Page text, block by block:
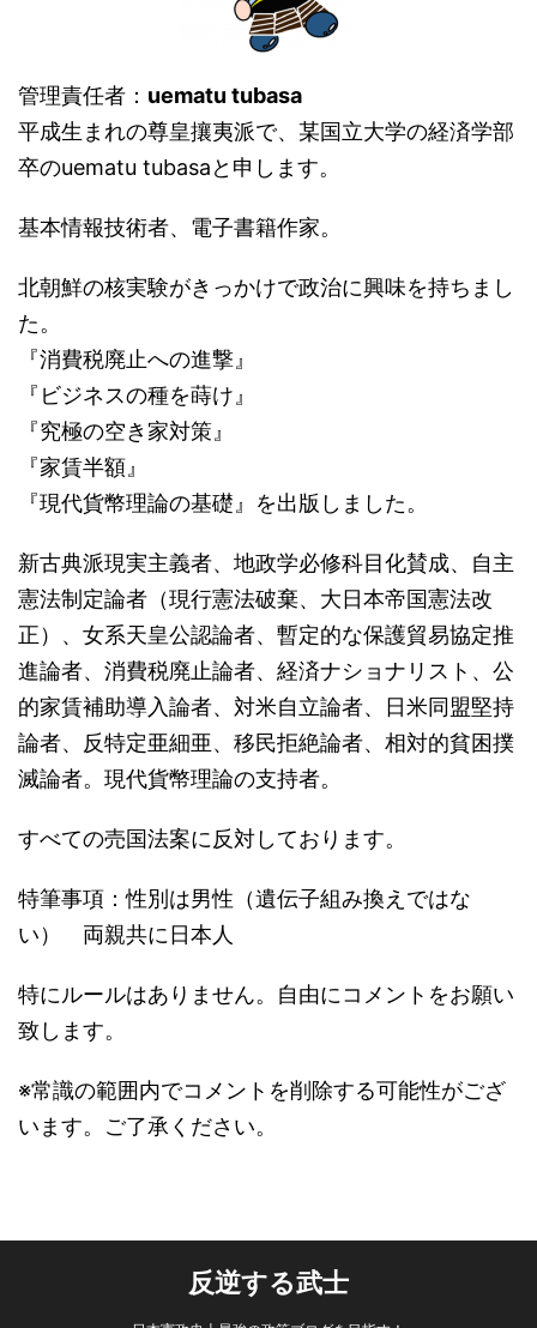
管理責任者： uematu tubasa
平成生まれの尊皇攘夷派で、某国立大学の経済学部
卒のuematu tubasaと申します。
基本情報技術者、電子書籍作家。
北朝鮮の核実験がきっかけで政治に興味を持ちまし
た。
『消費税廃止への進撃』
『ビジネスの種を蒔け』
『究極の空き家対策』
『家賃半額』
『現代貨幣理論の基礎』を出版しました。
新古典派現実主義者、地政学必修科目化賛成、自主
憲法制定論者（現行憲法破棄、大日本帝国憲法改
正）、女系天皇公認論者、暫定的な保護貿易協定推
進論者、消費税廃止論者、経済ナショナリスト、公
的家賃補助導入論者、対米自立論者、日米同盟堅持
論者、反特定亜細亜、移民拒絶論者、相対的貧困撲
滅論者。現代貨幣理論の支持者。
すべての売国法案に反対しております。
特筆事項：性別は男性（遺伝子組み換えではな
い） 両親共に日本人
特にルールはありません。自由にコメントをお願い
致します。
※常識の範囲内でコメントを削除する可能性がござ
います。ご了承ください。
反逆する武士